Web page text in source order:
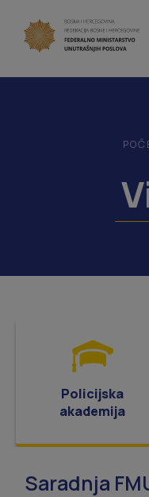
Policijska
akademija
Saradnja